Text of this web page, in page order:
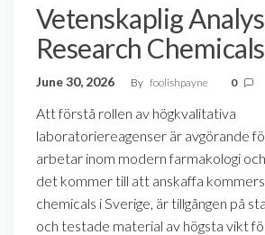
Vetenskaplig
Research
June 30, 2026 By foolishpayne 0
Att förstå rollen av högkvalitativa
laboratoriereagenser är avgörande
arbetar inom modern farmakologi
det kommer till att anskaffa
chemicals i Sverige, är tillgången på
och testade material av högsta vikt